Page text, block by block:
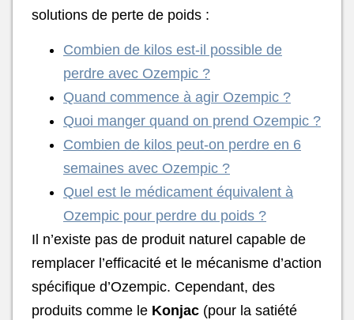
solutions de perte de poids :
Combien de kilos est-il possible de
perdre avec Ozempic ?
Quand commence à agir Ozempic ?
Quoi manger quand on prend Ozempic ?
Combien de kilos peut-on perdre en 6
semaines avec Ozempic ?
Quel est le médicament équivalent à
Ozempic pour perdre du poids ?
Il n’existe pas de produit naturel capable de
remplacer l’efficacité et le mécanisme d’action
spécifique d’Ozempic. Cependant, des
produits comme le Konjac (pour la satiété